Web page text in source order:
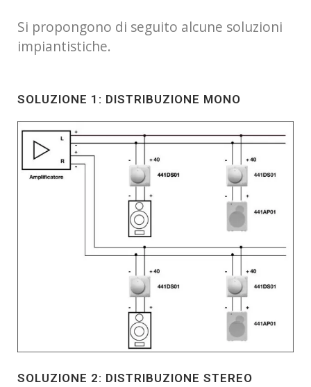
Si propongono di seguito alcune soluzioni
impiantistiche.
SOLUZIONE 1: DISTRIBUZIONE MONO
SOLUZIONE 2: DISTRIBUZIONE STEREO